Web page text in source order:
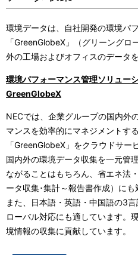
環境データは、自社開発の環境パ
「GreenGlobeX」（グリーング
外の工場およびオフィスのデータ
環境パフォーマンス管理ソリュー
GreenGlobeX
NECでは、企業グループの国内外
マンスを効率的にマネジメントす
「GreenGlobeX」をクラウドサー
国内外の環境データ収集を一元管
ながることはもちろん、省エネ法
ータ収集･集計～報告書作成）にも
また、日本語・英語・中国語の3
ローバル対応にも適しています。
境情報の収集に貢献しています。